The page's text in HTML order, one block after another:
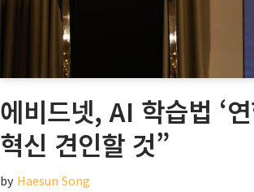
에비드넷, AI 학습법 ‘
혁신 견인할 것”
by Haesun Song